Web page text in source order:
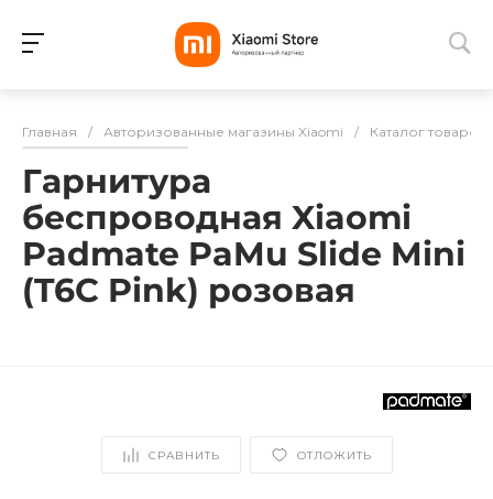
Разбейте
оплатуна части
без переплат
Главная / Авторизованные магазины Xiaomi / Каталог товаров
Гарнитура
беспроводная Xiaomi
Padmate PaMu Slide Mini
(T6C Pink) розовая
СРАВНИТЬ ОТЛОЖИТЬ